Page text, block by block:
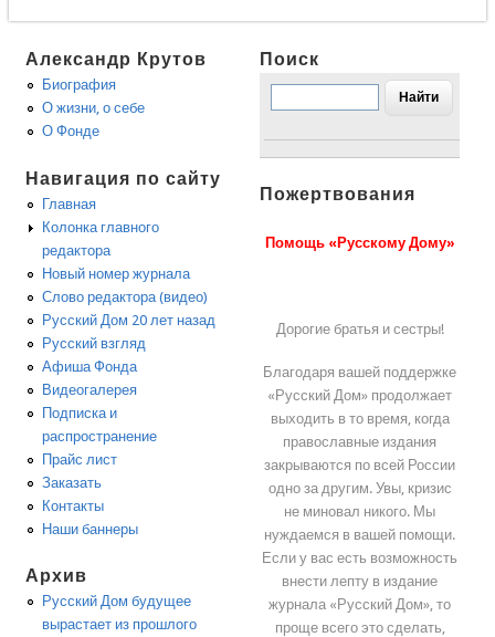
Александр Крутов
Биография
О жизни, о себе
О Фонде
Навигация по сайту
Главная
Колонка главного
редактора
Новый номер журнала
Слово редактора (видео)
Русский Дом 20 лет назад
Русский взгляд
Афиша Фонда
Видеогалерея
Подписка и
распространение
Прайс лист
Заказать
Контакты
Наши баннеры
Архив
Русский Дом будущее
вырастает из прошлого
Поиск
Пожертвования
Помощь «Русскому Дому»
Дорогие братья и сестры!
Благодаря вашей поддержке
«Русский Дом» продолжает
выходить в то время, когда
православные издания
закрываются по всей России
одно за другим. Увы, кризис
не миновал никого. Мы
нуждаемся в вашей помощи.
Если у вас есть возможность
внести лепту в издание
журнала «Русский Дом», то
проще всего это сделать,